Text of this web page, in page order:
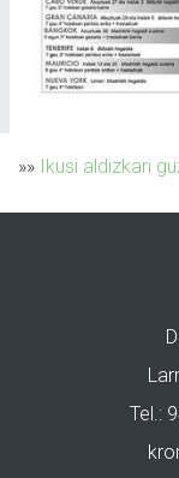
»» Ikusi aldizkari
Tel.: